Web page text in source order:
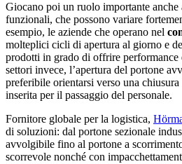
Giocano poi un ruolo importante anche
funzionali, che possono variare
esempio, le aziende che operano nel
molteplici cicli di apertura al giorno e
prodotti in grado di offrire performance
settori invece, l’apertura del portone
preferibile orientarsi verso una
inserita per il passaggio del personale.
Fornitore globale per la logistica,
di soluzioni: dal portone sezionale
avvolgibile fino al portone a
scorrevole nonché con